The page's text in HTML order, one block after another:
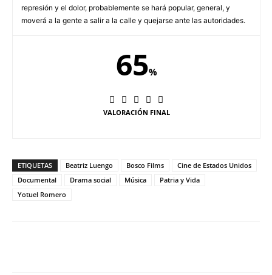
represión y el dolor, probablemente se hará popular, general, y
moverá a la gente a salir a la calle y quejarse ante las autoridades.
65%
VALORACIÓN FINAL
ETIQUETAS Beatriz Luengo Bosco Films
Cine de Estados Unidos
Documental
Drama social Música
Patria y Vida
Yotuel Romero